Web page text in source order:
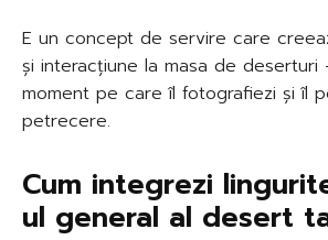
E un concept de servire care
și interacțiune la masa de
moment pe care îl fotografiezi și îl
petrecere.
Cum integrezi
ul general al desert